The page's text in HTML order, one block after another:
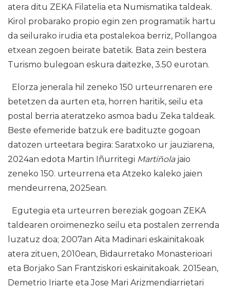
atera ditu ZEKA Filatelia eta Numismatika taldeak.
Kirol probarako propio egin zen programatik hartu
da seilurako irudia eta postalekoa berriz, Pollangoa
etxean zegoen beirate batetik. Bata zein bestera
Turismo bulegoan eskura daitezke, 3.50 eurotan.
Elorza jenerala hil zeneko 150 urteurrenaren ere
betetzen da aurten eta, horren haritik, seilu eta
postal berria ateratzeko asmoa badu Zeka taldeak.
Beste efemeride batzuk ere badituzte gogoan
datozen urteetara begira: Saratxoko ur jauziarena,
2024an edota Martin Iñurritegi Martiñolajaio
zeneko 150. urteurrena eta Atzeko kaleko jaien
mendeurrena, 2025ean.
Egutegia eta urteurren bereziak gogoan ZEKA
taldearen oroimenezko seilu eta postalen zerrenda
luzatuz doa; 2007an Aita Madinari eskainitakoak
atera zituen, 2010ean, Bidaurretako Monasterioari
eta Borjako San Frantziskori eskainitakoak. 2015ean,
Demetrio Iriarte eta Jose Mari Arizmendiarrietari